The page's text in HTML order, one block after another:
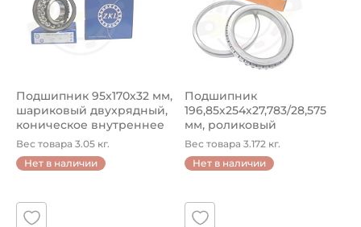
Подшипник 95х170х32 мм,
шариковый двухрядный,
коническое внутреннее
кол...
Вес товара 3.05 кг.
Нет в наличии
Подшипник
196,85х254х27,783/28,575
мм, роликовый
однорядный конический
...
Вес товара 3.172 кг.
Нет в наличии